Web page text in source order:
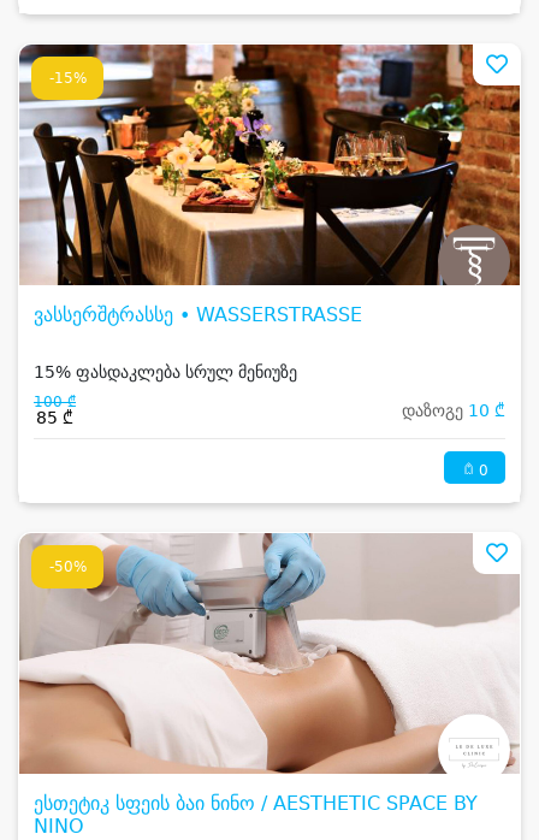
-15%
ვასსერშტრასსე • WASSERSTRASSE
15% ფასდაკლება სრულ მენიუზე
100 ₾
85 ₾ დაზოგე 10 ₾
0
-50%
ესთეტიკ სფეის ბაი ნინო / AESTHETIC SPACE BY
NINO